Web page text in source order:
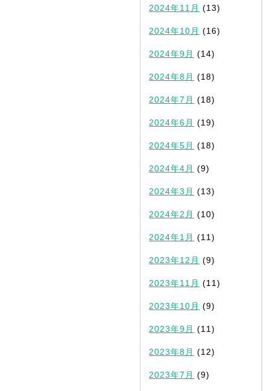
2024年11月 (13)
2024年10月 (16)
2024年9月 (14)
2024年8月 (18)
2024年7月 (18)
2024年6月 (19)
2024年5月 (18)
2024年4月 (9)
2024年3月 (13)
2024年2月 (10)
2024年1月 (11)
2023年12月 (9)
2023年11月 (11)
2023年10月 (9)
2023年9月 (11)
2023年8月 (12)
2023年7月 (9)